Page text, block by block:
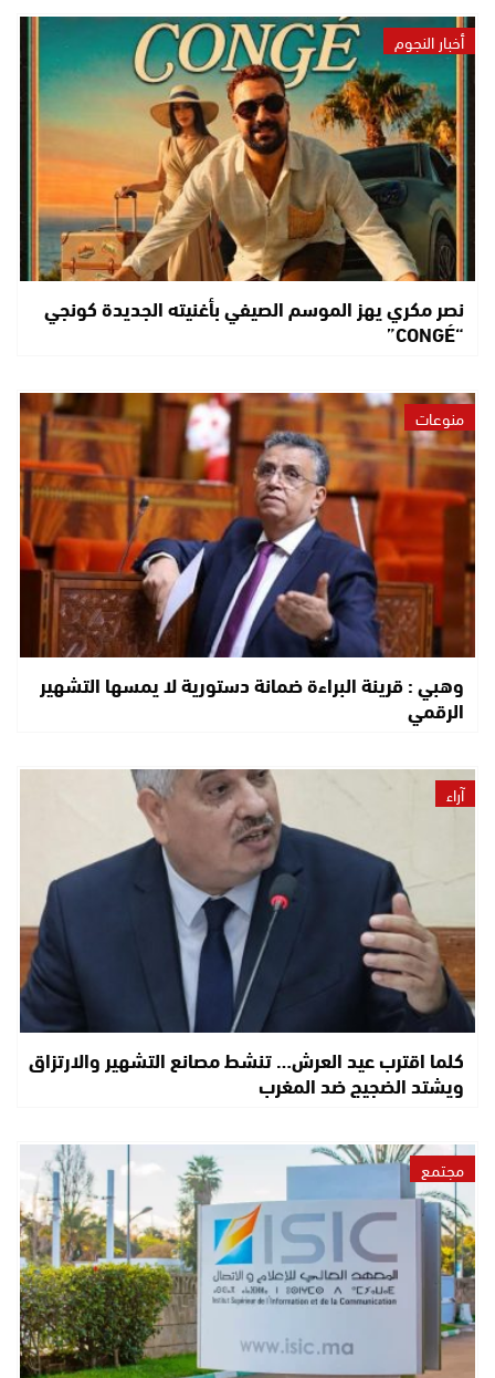
أخبار النجوم
نصر مكري يهز الموسم الصيفي بأغنيته الجديدة كونجي
“CONGÉ”
منوعات
وهبي : قرينة البراءة ضمانة دستورية لا يمسها التشهير
الرقمي
آراء
كلما اقترب عيد العرش… تنشط مصانع التشهير والارتزاق
ويشتد الضجيج ضد المغرب
مجتمع